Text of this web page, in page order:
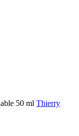
Thierry